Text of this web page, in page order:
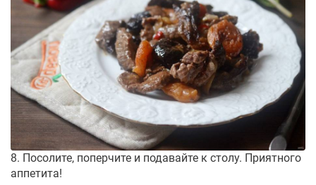
8. Посолите, поперчите и подавайте к столу. Приятного
аппетита!